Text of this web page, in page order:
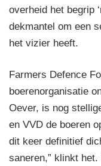
overheid het begrip
dekmantel om een
het vizier heeft.
Farmers Defence
boerenorganisatie
Oever, is nog
en VVD de boeren
dit keer definitief
saneren,” klinkt